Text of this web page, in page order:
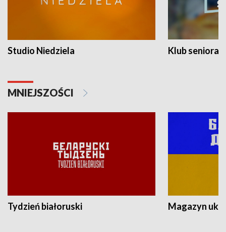
Studio Niedziela Klub seniora
MNIEJSZOŚCI
Tydzień białoruski Magazyn